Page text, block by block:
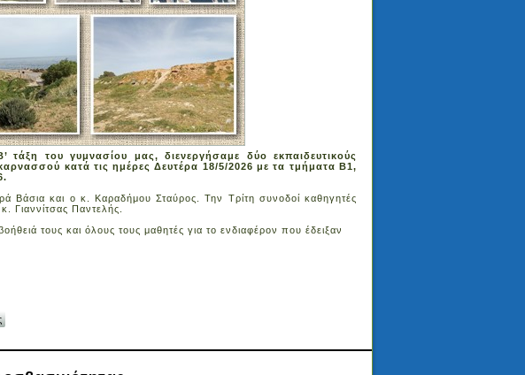
του γυμνασίου μας, διενεργήσαμε δύο εκπαιδευτικούς
κατά τις ημέρες Δευτέρα 18/5/2026 με τα τμήματα Β1,
Βάσια και ο κ. Καραδήμου Σταύρος. Την Τρίτη συνοδοί καθηγητές
Γιαννίτσας Παντελής.
τους και όλους τους μαθητές για το ενδιαφέρον που έδειξαν